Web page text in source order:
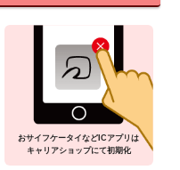
おサイフケータイなどICアプリは
キャリアショップにて初期化